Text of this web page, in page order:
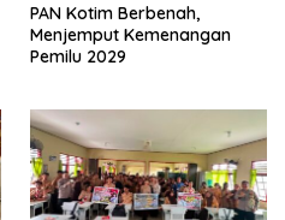
PAN Kotim Berbenah,
Menjemput Kemenangan
Pemilu 2029